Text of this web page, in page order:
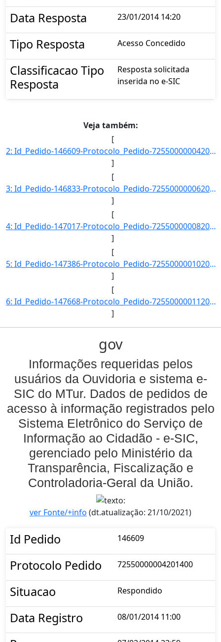
Data Resposta 23/01/2014 14:20
Tipo Resposta Acesso Concedido
Classificacao Tipo
Resposta
Resposta solicitada
inserida no e-SIC
Veja também:
[
2: Id_Pedido-146609-Protocolo_Pedido-72550000004201400-Situacao-Respondido-Data_Registro-08/01/2014_11-]
]
[
3: Id_Pedido-146833-Protocolo_Pedido-72550000006201400-Situacao-Respondido-Data_Registro-08/01/2014_20-]
]
[
4: Id_Pedido-147017-Protocolo_Pedido-72550000008201400-Situacao-Respondido-Data_Registro-09/01/2014_12-]
]
[
5: Id_Pedido-147386-Protocolo_Pedido-72550000010201400-Situacao-Respondido-Data_Registro-10/01/2014_13-]
]
[
6: Id_Pedido-147668-Protocolo_Pedido-72550000011201400-Situacao-Respondido-Data_Registro-12/01/2014_14-]
]
gov
Informações requeridas pelos
usuários da Ouvidoria e sistema e-
SIC do MTur. Dados de pedidos de
acesso à informação registrados pelo
Sistema Eletrônico do Serviço de
Informação ao Cidadão - e-SIC,
gerenciado pelo Ministério da
Transparência, Fiscalização e
Controladoria-Geral da União.
ver Fonte/+info (dt.atualização: 21/10/2021)
Id Pedido 146609
Protocolo Pedido 72550000004201400
Situacao Respondido
Data Registro 08/01/2014 11:00